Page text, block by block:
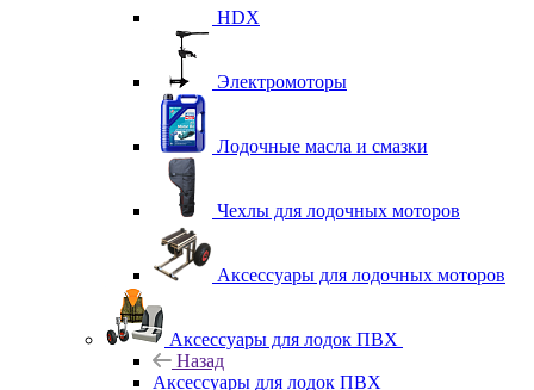
HDX
Электромоторы
Лодочные масла и смазки
Чехлы для лодочных моторов
Аксессуары для лодочных моторов
Аксессуары для лодок ПВХ
Назад
Аксессуары для лодок ПВХ